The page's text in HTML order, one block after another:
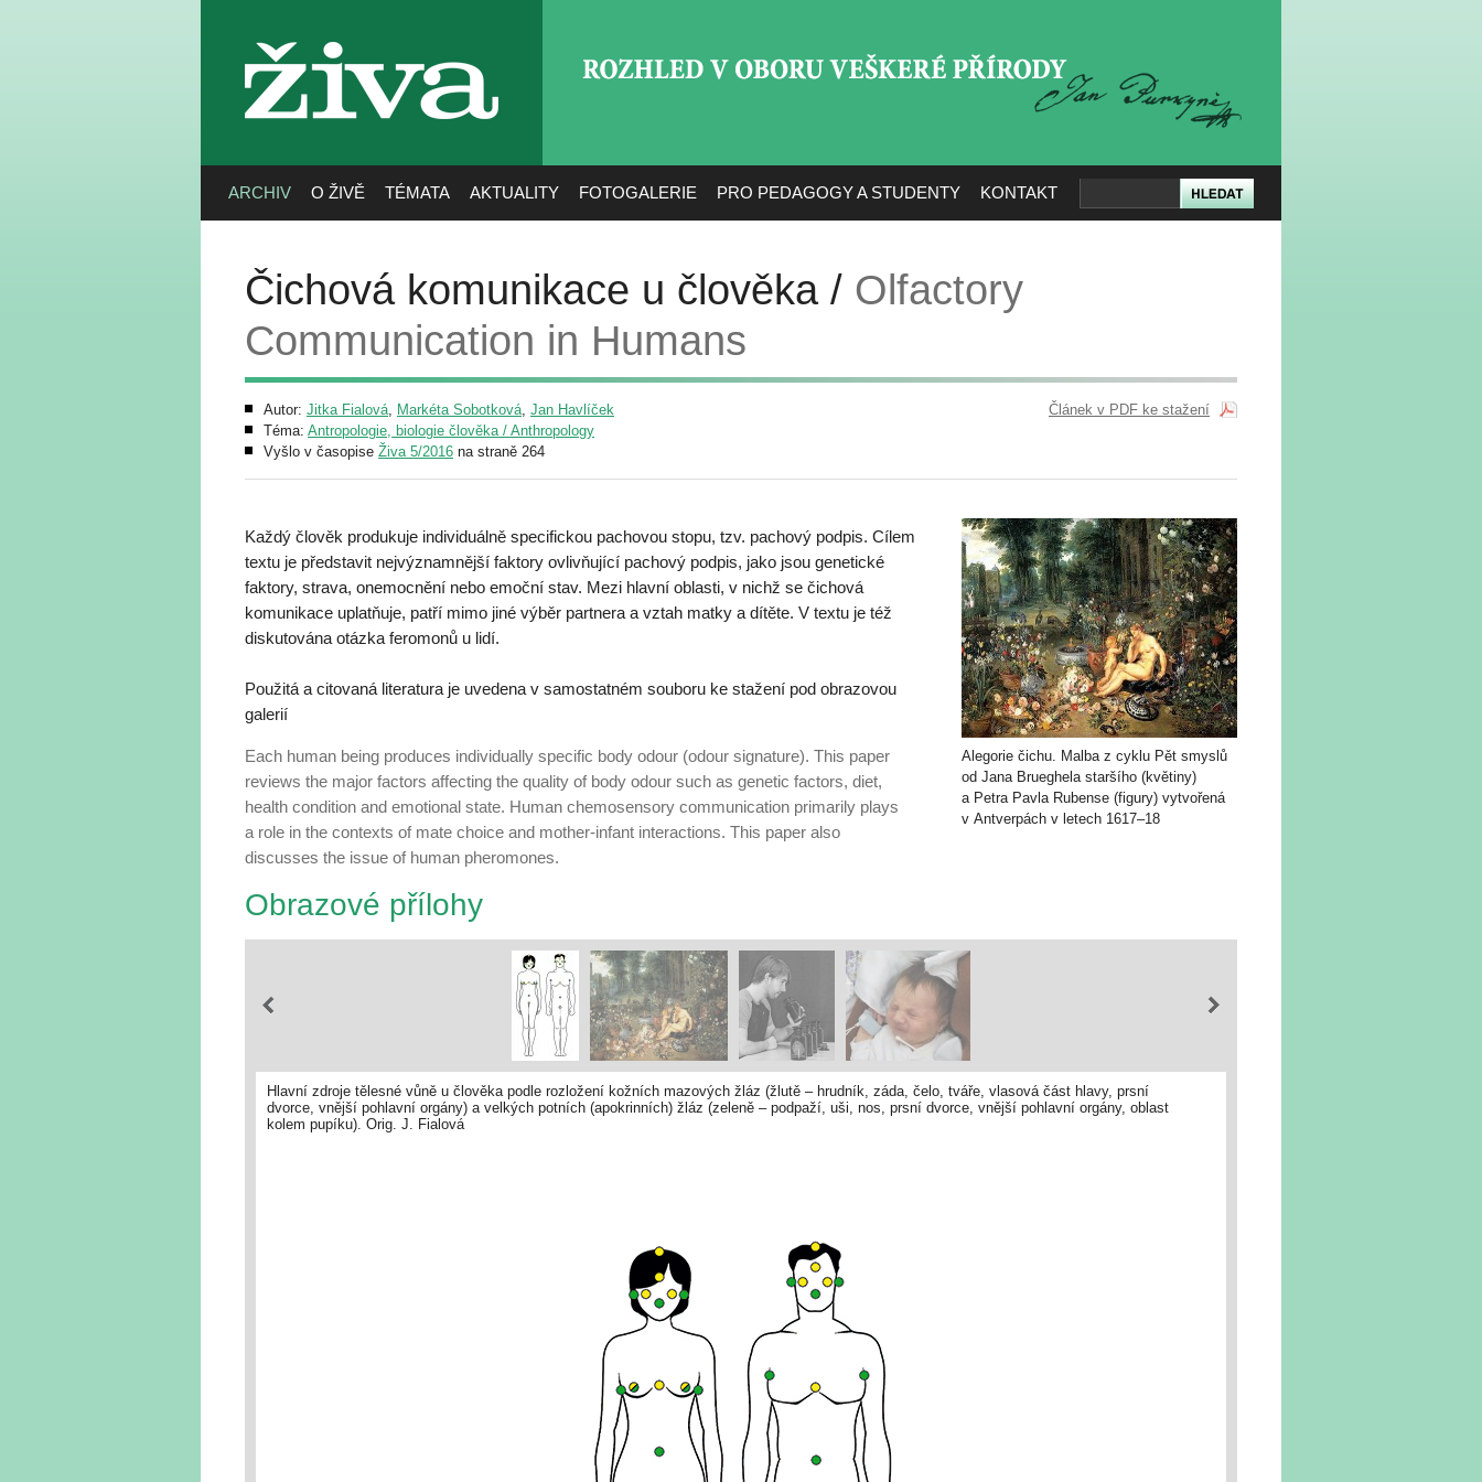
živa
ARCHIV O ŽIVĚ TÉMATA AKTUALITY FOTOGALERIE PRO PEDAGOGY A STUDENTY KONTAKT
Čichová komunikace u člověka / Olfactory
Communication in Humans
Autor: Jitka Fialová, Markéta Sobotková, Jan Havlíček
Téma: Antropologie, biologie člověka / Anthropology
Vyšlo v časopise Živa 5/2016 na straně 264
Článek v PDF ke stažení
Každý člověk produkuje individuálně specifickou pachovou stopu, tzv. pachový podpis. Cílem
textu je představit nejvýznamnější faktory ovlivňující pachový podpis, jako jsou genetické
faktory, strava, onemocnění nebo emoční stav. Mezi hlavní oblasti, v nichž se čichová
komunikace uplatňuje, patří mimo jiné výběr partnera a vztah matky a dítěte. V textu je též
diskutována otázka feromonů u lidí.
Použitá a citovaná literatura je uvedena v samostatném souboru ke stažení pod obrazovou
galerií
Each human being produces individually specific body odour (odour signature). This paper
reviews the major factors affecting the quality of body odour such as genetic factors, diet,
health condition and emotional state. Hu­man chemosensory communication primarily plays
a role in the contexts of mate choice and mother-infant interactions. This paper also
discusses the issue of human pheromones.
Alegorie čichu. Malba z cyklu Pět smyslů
od Jana Brueghela staršího (květiny)
a Petra Pavla Rubense (figury) vytvořená
v Antverpách v letech 1617–18
Obrazové přílohy
Hlavní zdroje tělesné vůně u člověka podle rozložení kožních mazových žláz (žlutě – hrudník, záda, čelo, tváře, vlasová část hlavy, prsní
dvorce, vnější pohlavní orgány) a velkých potních (apokrinních) žláz (zeleně – podpaží, uši, nos, prsní dvorce, vnější pohlavní orgány, oblast
kolem pupíku). Orig. J. Fialová